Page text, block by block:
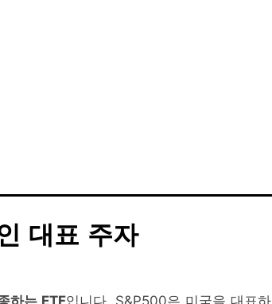
대표 주자